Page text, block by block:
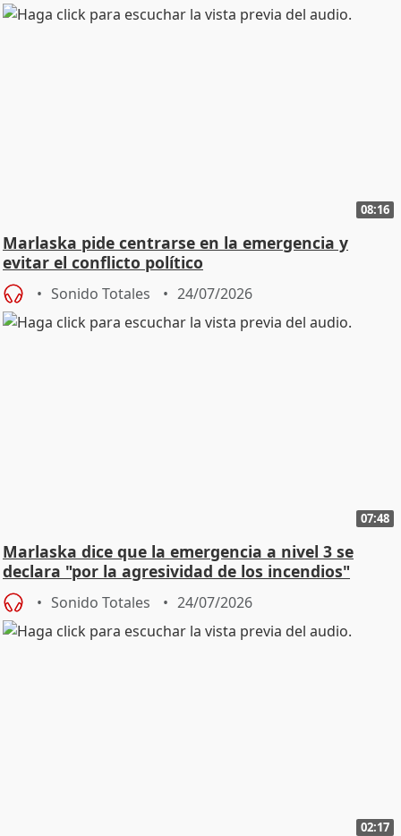
08:16
Marlaska pide centrarse en la emergencia y
evitar el conflicto político
Sonido Totales 24/07/2026
07:48
Marlaska dice que la emergencia a nivel 3 se
declara "por la agresividad de los incendios"
Sonido Totales 24/07/2026
02:17